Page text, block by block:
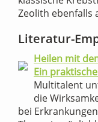
Zeolith ebenfalls
Literatur-
Heilen mit
Ein
Multitalent
die
bei